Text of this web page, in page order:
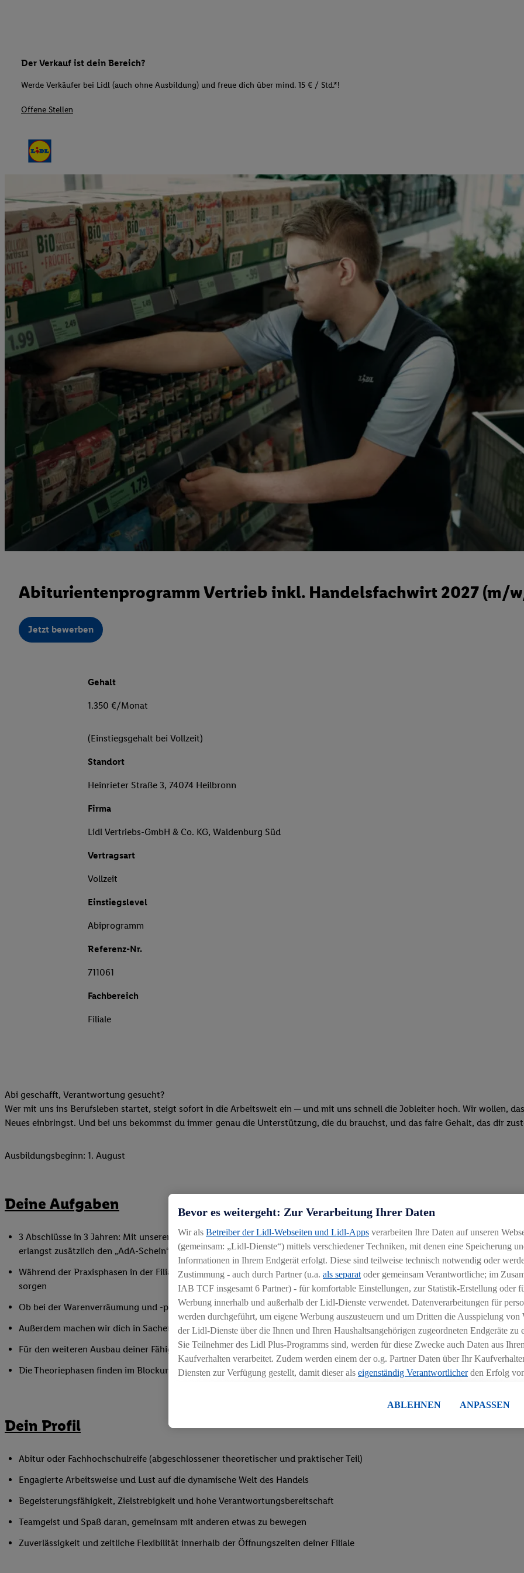
Der Verkauf ist dein Bereich?
Werde Verkäufer bei Lidl (auch ohne Ausbildung) und freue dich über mind. 15 € / Std.*!
Offene Stellen
Abiturientenprogramm Vertrieb inkl. Handelsfachwirt 2027 (m/
Jetzt bewerben
Gehalt
1.350 €/Monat
(Einstiegsgehalt bei Vollzeit)
Standort
Heinrieter Straße 3, 74074 Heilbronn
Firma
Lidl Vertriebs-GmbH & Co. KG, Waldenburg Süd
Vertragsart
Vollzeit
Einstiegslevel
Abiprogramm
Referenz-Nr.
711061
Fachbereich
Filiale
Abi geschafft, Verantwortung gesucht?
Wer mit uns ins Berufsleben startet, steigt sofort in die Arbeitswelt ein ─ und mit uns schnell die Jobleiter hoch. Wir wollen,
Neues einbringst. Und bei uns bekommst du immer genau die Unterstützung, die du brauchst, und das faire Gehalt, das dir
Ausbildungsbeginn: 1. August
Deine Aufgaben
3 Abschlüsse in 3 Jahren: Mit unserem Abiturientenprogramm kombinierst du die Ausbildung „Kaufmann im
erlangst zusätzlich den „AdA-Schein“ gemäß AEVO – dein Ziel: künftig als Filial-Führungskraft dein eigenes Team zu leiten
Während der Praxisphasen in der Filiale lernst du unser Geschäft von der Pike auf kennen und erfährst, wie wir mit
sorgen
Ob bei der Warenverräumung und -präsentation, der Disposition oder beim Kassieren: Du packst an und bist mit vollem
Außerdem machen wir dich in Sachen Mitarbeiterführung fit, sodass du bald deine erste eigene Schicht übernehmen kannst
Für den weiteren Ausbau deiner Fähigkeiten nimmst du an verschiedenen Schulungen und Seminaren teil – außerdem
Die Theoriephasen finden im Blockunterricht an einem externen Bildungszentrum statt (etwaige Reise-/
Dein Profil
Abitur oder Fachhochschulreife (abgeschlossener theoretischer und praktischer Teil)
Engagierte Arbeitsweise und Lust auf die dynamische Welt des Handels
Begeisterungsfähigkeit, Zielstrebigkeit und hohe Verantwortungsbereitschaft
Teamgeist und Spaß daran, gemeinsam mit anderen etwas zu bewegen
Zuverlässigkeit und zeitliche Flexibilität innerhalb der Öffnungszeiten deiner Filiale
Bevor es weitergeht: Zur Verarbeitung Ihrer Daten
Wir als Betreiber der Lidl-Webseiten und Lidl-Apps verarbeiten Ihre Daten auf unseren
(gemeinsam: „Lidl-Dienste“) mittels verschiedener Techniken, mit denen eine Speicherung
Informationen in Ihrem Endgerät erfolgt. Diese sind teilweise technisch notwendig oder
Zustimmung - auch durch Partner (u.a. als separat oder gemeinsam Verantwortliche; im
IAB TCF insgesamt 6 Partner) - für komfortable Einstellungen, zur Statistik-Erstellung oder
Werbung innerhalb und außerhalb der Lidl-Dienste verwendet. Datenverarbeitungen für
werden durchgeführt, um eigene Werbung auszusteuern und um Dritten die Ausspielung von
der Lidl-Dienste über die Ihnen und Ihren Haushaltsangehörigen zugeordneten Endgeräte zu
Sie Teilnehmer des Lidl Plus-Programms sind, werden für diese Zwecke auch Daten aus
Kaufverhalten verarbeitet. Zudem werden einem der o.g. Partner Daten über Ihr
Diensten zur Verfügung gestellt, damit dieser als eigenständig Verantwortlicherden Erfolg
Die Erstellung personalisierter Werbung basiert auf der Generierung von auch mit Daten von
Ihr Kaufverhalten in den Lidl-Diensten, Informationen aus Ihrem Kundenkonto - z.B. Alter
Speichern von und/ oder dem Zugriff auf Informationen auf Ihren Endgeräten zur Erstellung
zur Leistungs-/ Erfolgsmessung der Werbung, zur Zielgruppenforschung, zur Entwicklung
zur technischen Sicherung und Optimierung dieser Werbeausspielungen.
bestehendes Lidl Plus-Konto einloggen, kann darüber hinaus auch Ihre dort angegebene E-
in gemeinsamer Verantwortlichkeit mit einem der oben genannten Partner verwendet werden,
ABLEHNEN ANPASSEN